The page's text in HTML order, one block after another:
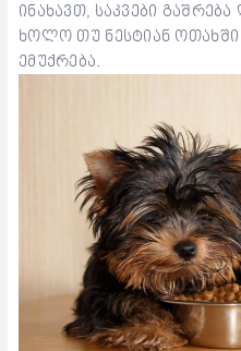
ინახავთ, საკვები
ხოლო თუ ნესტიან ოთახში
ემუქრება.